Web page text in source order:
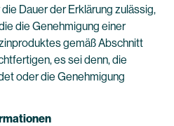
Dauer der Erklärung zulässig,
die Genehmigung einer
gemäß Abschnitt
es sei denn, die
oder die Genehmigung